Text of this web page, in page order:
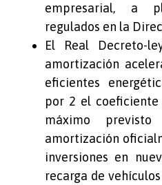
empresarial, a
regulados en la
El Real Decreto-
amortización
eficientes
por 2 el
máximo
amortización
inversiones en
recarga de